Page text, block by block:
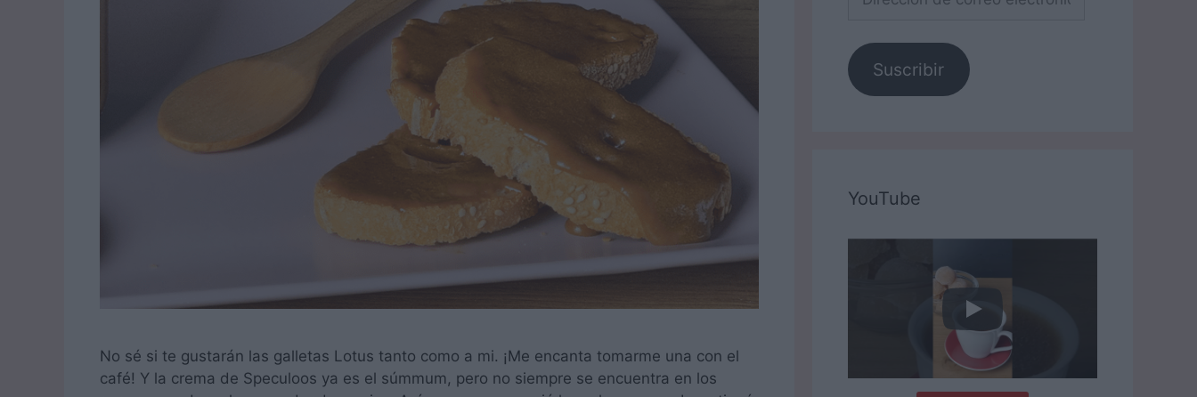
No sé si te gustarán las galletas Lotus tanto como a mi. ¡Me encanta tomarme una con el
café! Y la crema de Speculoos ya es el súmmum, pero no siempre se encuentra en los
de
electrónico
Suscribir
YouTube